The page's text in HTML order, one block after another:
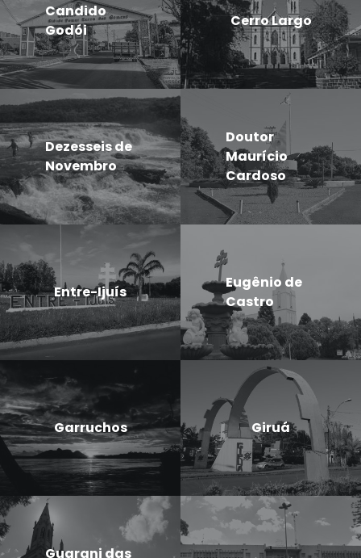
Candido
Godói
Cerro Largo
Dezesseis de
Novembro
Doutor
Maurício
Cardoso
Entre-Ijuís
Eugênio de
Castro
Garruchos Giruá
Guarani das